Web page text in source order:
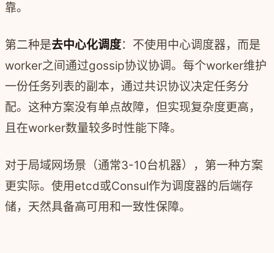
靠。
第二种是去中心化调度：不使用中心调度器，而是
worker之间通过gossip协议协调。每个worker维护
一份任务列表的副本，通过共识协议决定任务分
配。这种方案没有单点故障，但实现复杂度更高，
且在worker数量较多时性能下降。
对于局域网场景（通常3-10台机器），第一种方案
更实际。使用etcd或Consul作为调度器的后端存
储，天然具备高可用和一致性保障。